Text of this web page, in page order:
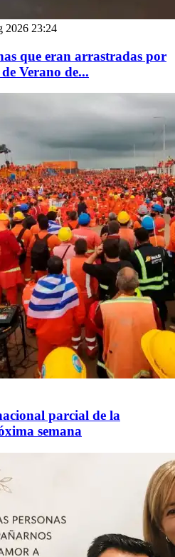
2026 23:24
que eran arrastradas por
Verano de...
parcial de la
semana